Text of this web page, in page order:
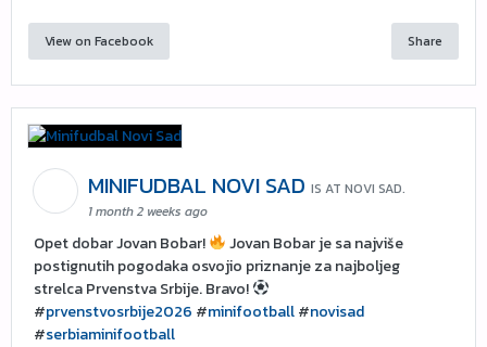
View on Facebook Share
MINIFUDBAL NOVI SAD IS AT NOVI SAD.
1 month 2 weeks ago
Opet dobar Jovan Bobar!
Jovan Bobar je sa najviše
postignutih pogodaka osvojio priznanje za najboljeg
strelca Prvenstva Srbije. Bravo!
#prvenstvosrbije2026 #minifootball#novisad
#serbiaminifootball